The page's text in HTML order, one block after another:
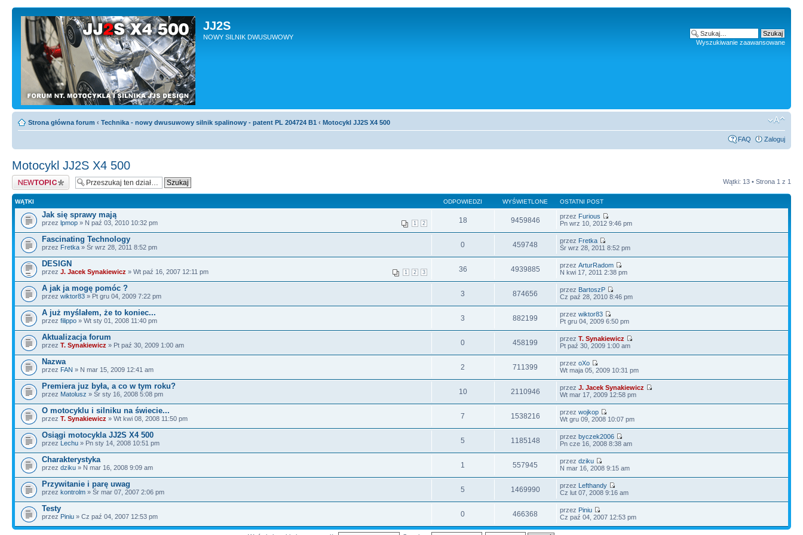
JJ2S
NOWY SILNIK DWUSUWOWY
Wyszukiwanie zaawansowane
Strona główna forum ‹ Technika - nowy dwusuwowy silnik spalinowy - patent PL 204724 B1 ‹ Motocykl JJ2S X4 500
FAQ Zaloguj
Motocykl JJ2S X4 500
Napisz wątek Wątki: 13 • Strona 1 z 1
WĄTKI ODPOWIEDZI WYŚWIETLONE OSTATNI POST
Jak się sprawy mają
1 2
przez lpmop » N paź 03, 2010 10:32 pm 18 9459846 przez Furious
Pn wrz 10, 2012 9:46 pm
Fascinating Technology
przez Fretka » Śr wrz 28, 2011 8:52 pm 0 459748 przez Fretka
Śr wrz 28, 2011 8:52 pm
DESIGN
1 2 3
przez J. Jacek Synakiewicz » Wt paź 16, 2007 12:11 pm 36 4939885 przezArturRadom
N kwi 17, 2011 2:38 pm
A jak ja mogę pomóc ?
przez wiktor83 » Pt gru 04, 2009 7:22 pm 3 874656 przez BartoszP
Cz paź 28, 2010 8:46 pm
A już myślałem, że to koniec...
przez filippo » Wt sty 01, 2008 11:40 pm 3 882199 przezwiktor83
Pt gru 04, 2009 6:50 pm
Aktualizacja forum
przez T. Synakiewicz » Pt paź 30, 2009 1:00 am 0 458199 przezT. Synakiewicz
Pt paź 30, 2009 1:00 am
Nazwa
przez FAN » N mar 15, 2009 12:41 am 2 711399 przezoXo
Wt maja 05, 2009 10:31 pm
Premiera juz była, a co w tym roku?
przez Matolusz » Śr sty 16, 2008 5:08 pm 10 2110946 przezJ. Jacek Synakiewicz
Wt mar 17, 2009 12:58 pm
O motocyklu i silniku na świecie...
przez T. Synakiewicz » Wt kwi 08, 2008 11:50 pm 7 1538216 przezwojkop
Wt gru 09, 2008 10:07 pm
Osiągi motocykla JJ2S X4 500
przez Lechu » Pn sty 14, 2008 10:51 pm 5 1185148 przezbyczek2006
Pn cze 16, 2008 8:38 am
Charakterystyka
przez dziku » N mar 16, 2008 9:09 am 1 557945 przezdziku
N mar 16, 2008 9:15 am
Przywitanie i parę uwag
przez kontrolm » Śr mar 07, 2007 2:06 pm 5 1469990 przez Lefthandy
Cz lut 07, 2008 9:16 am
Testy
przez Piniu » Cz paź 04, 2007 12:53 pm 0 466368 przez Piniu
Cz paź 04, 2007 12:53 pm